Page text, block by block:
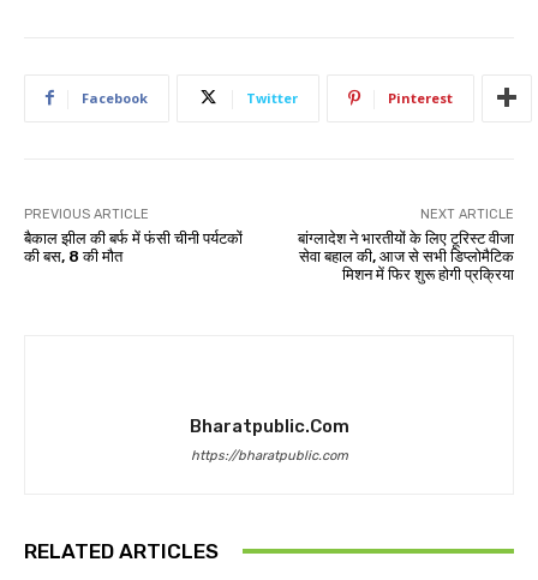
Facebook Twitter Pinterest
PREVIOUS ARTICLE
बैकाल झील की बर्फ में फंसी चीनी पर्यटकों
की बस, 8 की मौत
NEXT ARTICLE
बांग्लादेश ने भारतीयों के लिए टूरिस्ट वीजा
सेवा बहाल की, आज से सभी डिप्लोमैटिक
मिशन में फिर शुरू होगी प्रक्रिया
Bharatpublic.com
https://bharatpublic.com
RELATED ARTICLES